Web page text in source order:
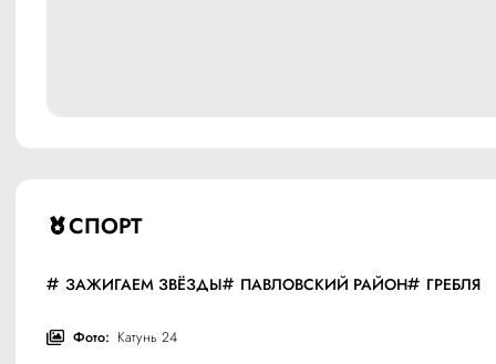
СПОРТ
ЗАЖИГАЕМ ЗВЁЗДЫ ПАВЛОВСКИЙ РАЙОН ГРЕБЛЯ
Фото: Катунь 24